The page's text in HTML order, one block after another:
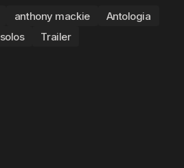
anthony mackie
Antologia
solos Trailer